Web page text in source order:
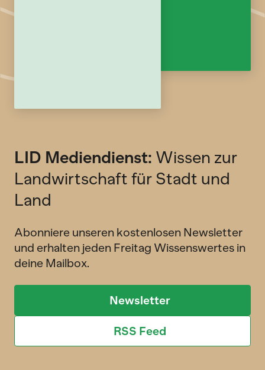
LID Mediendienst: Wissen zur
Landwirtschaft für Stadt und
Land
Abonniere unseren kostenlosen Newsletter
und erhalten jeden Freitag Wissenswertes in
deine Mailbox.
Newsletter
RSS Feed